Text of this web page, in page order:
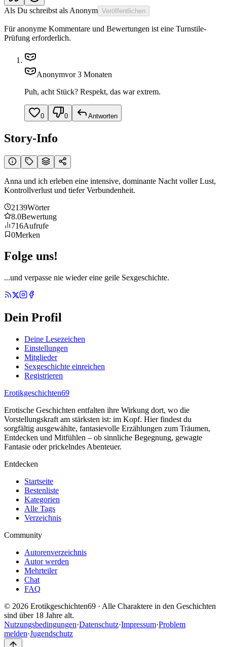
Als Du schreibst als Anonym Veröffentlichen
Für anonyme Kommentare und Bewertungen ist eine Turnstile-
Prüfung erforderlich.
Anonymvor 3 Monaten
Puh, acht Stück? Respekt, das war extrem.
0 0 Antworten
Story-Info
Anna und ich erleben eine intensive, dominante Nacht voller Lust,
Kontrollverlust und tiefer Verbundenheit.
2139Wörter
8.0Bewertung
716Aufrufe
0Merken
Folge uns!
...und verpasse nie wieder eine geile Sexgeschichte.
Dein Profil
Deine Lesezeichen
Einstellungen
Mitglieder
Sexgeschichte einreichen
Registrieren
Erotikgeschichten69
Erotische Geschichten entfalten ihre Wirkung dort, wo die
Vorstellungskraft am stärksten ist: im Kopf. Hier findest du
sorgfältig ausgewählte, fantasievolle Erzählungen zum Träumen,
Entdecken und Mitfühlen – ob sinnliche Begegnung, gewagte
Fantasie oder prickelndes Abenteuer.
Entdecken
Startseite
Bestenliste
Kategorien
Alle Tags
Verzeichnis
Community
Autorenverzeichnis
Autor werden
Mehrteiler
Chat
FAQ
© 2026 Erotikgeschichten69 · Alle Charaktere in den Geschichten
sind über 18 Jahre alt.
Nutzungsbedingungen·Datenschutz·Impressum·Problem
melden·Jugendschutz